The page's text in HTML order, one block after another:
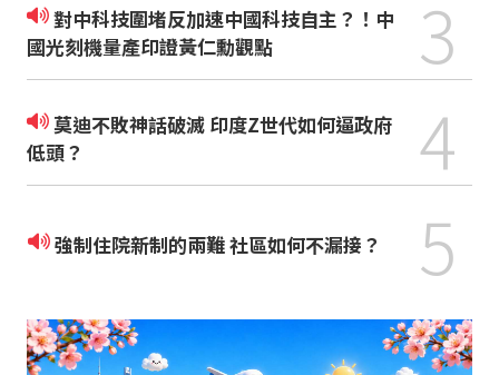
對中科技圍堵反加速中國科技自主？！中
國光刻機量產印證黃仁勳觀點
3
莫迪不敗神話破滅 印度Z世代如何逼政府
低頭？
4
強制住院新制的兩難 社區如何不漏接？ 5